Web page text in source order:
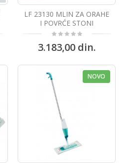
LF 23130 MLIN ZA ORAHE
I POVRĆE STONI
3.183,00 din.
NOVO